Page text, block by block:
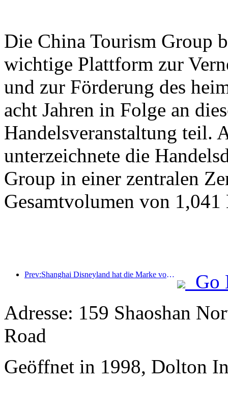
Die China Tourism Group
wichtige Plattform zur
und zur Förderung des
acht Jahren in Folge an
Handelsveranstaltung teil.
unterzeichnete die
Group in einer zentralen
Gesamtvolumen von
Prev:Shanghai Disneyland hat die Marke von 100 Millionen Besuchern überschritten und wird um ein viertes Themenhotel erweitert.
Go
Adresse: 159 Shaoshan
Road
Geöffnet in 1998, Dolton